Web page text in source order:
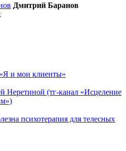
Дмитрий Баранов
и мои клиенты»
Неретиной (тг-канал «Исцеление
психотерапия для телесных